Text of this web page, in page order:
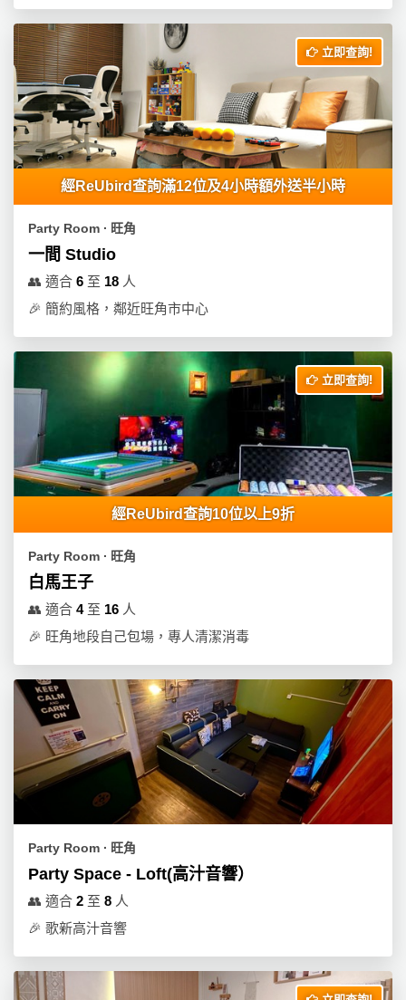
艇
出
租
立即查詢!
經ReUbird查詢滿12位及4小時額外送半小時
Party Room ∙ 旺角
一間 Studio
👥 適合 6 至 18 人
🎉 簡約風格，鄰近旺角市中心
立即查詢!
經ReUbird查詢10位以上9折
Party Room ∙ 旺角
白馬王子
👥 適合 4至 16 人
🎉 旺角地段自己包場，專人清潔消毒
Party Room ∙ 旺角
Party Space - Loft(高汁音響）
👥 適合 2 至 8 人
🎉 歌新高汁音響